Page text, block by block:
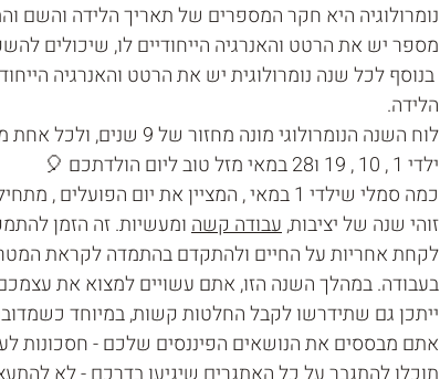
נומרולוגיה היא חקר המספרים של תאריך הלידה והשם
מספר יש את הרטט והאנרגיה הייחודיים לו, שיכולים
בנוסף לכל שנה נומרולוגית יש את הרטט והאנרגיה
הלידה.
לוח השנה הנומרולוגי מונה מחזור של 9 שנים, ולכל אחת מהשנים יש אנרגיה וייעוד משלה.
ילדי 1 , 10 , 19 ו28 במאי מזל טוב ליום הולדתכם 🎈
כמה סמלי שילדי 1 במאי , המציין את יום
זוהי שנה של יציבות, עבודה קשה ומעשיות. זה הזמן
לקחת אחריות על החיים ולהתקדם בהתמדה לקראת
בעבודה. במהלך השנה הזו, אתם עשויים למצוא את
ייתכן גם שתידרשו לקבל החלטות קשות, במיוחד
אתם מבססים את הנושאים הפיננסים שלכם - חסכונות